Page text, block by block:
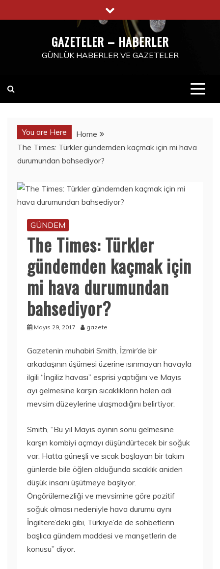
to
GAZETELER – HABERLER
GÜNLÜK HABERLER VE GAZETELER
You are Here
Home
The Times: Türkler gündemden kaçmak için mi hava
durumundan bahsediyor?
GÜNDEM
The Times: Türkler
gündemden kaçmak için
mi hava durumundan
bahsediyor?
Mayıs 29, 2017 gazete
Gazetenin muhabiri Smith, İzmir’de bir
arkadaşının üşümesi üzerine ısınmayan havayla
ilgili “İngiliz havası” esprisi yaptığını ve Mayıs
ayı gelmesine karşın sıcaklıkların halen adi
mevsim düzeylerine ulaşmadığını belirtiyor.
Smith, “Bu yıl Mayıs ayının sonu gelmesine
karşın kombiyi açmayı düşündürtecek bir soğuk
var. Hatta güneşli ve sıcak başlayan bir takım
günlerde bile öğlen olduğunda sıcaklık aniden
düşük insanı üşütmeye başlıyor.
Öngörülemezliği ve mevsimine göre pozitif
soğuk olması nedeniyle hava durumu aynı
İngiltere’deki gibi, Türkiye’de de sohbetlerin
başlıca gündem maddesi ve manşetlerin de
konusu” diyor.